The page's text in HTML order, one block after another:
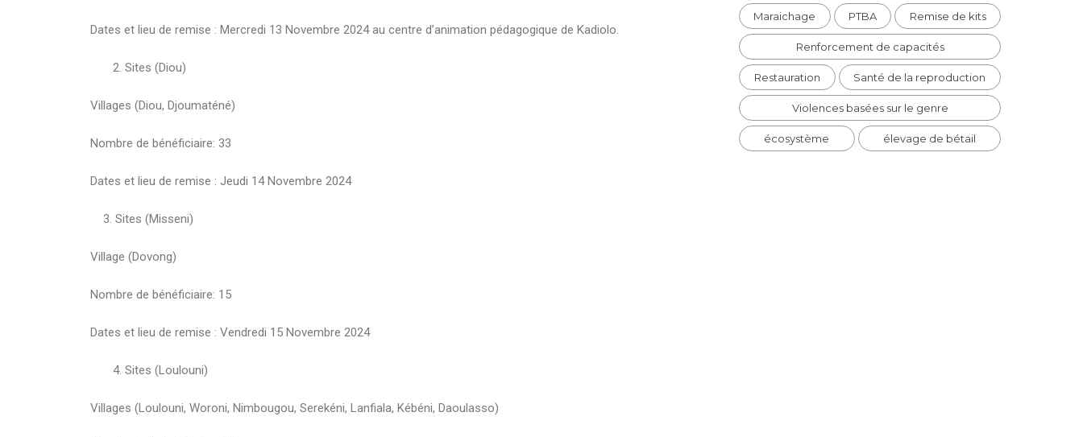
Dates et lieu de remise : Mercredi 13 Novembre 2024 au centre d’animation pédagogique de Kadiolo.
2. Sites (Diou)
Villages (Diou, Djoumaténé)
Nombre de bénéficiaire: 33
Dates et lieu de remise : Jeudi 14 Novembre 2024
3. Sites (Misseni)
Village (Dovong)
Nombre de bénéficiaire: 15
Dates et lieu de remise : Vendredi 15 Novembre 2024
4. Sites (Loulouni)
Villages (Loulouni, Woroni, Nimbougou, Serekéni, Lanfiala, Kébéni, Daoulasso)
Maraichage PTBA Remise de kits
Renforcement de capacités
Restauration Santé de la reproduction
Violences basées sur le genre
écosystème élevage de bétail